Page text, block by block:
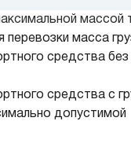
массой
масса
средства
средства с
допустимой